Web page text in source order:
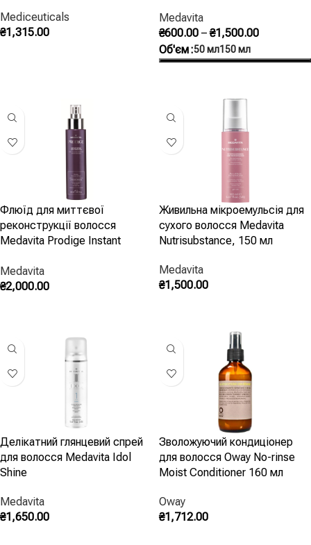
Mediceuticals
₴1,315.00
Reconstructive Hair
Microemulsion 150 мл
Medavita
₴600.00 – ₴1,500.00
Об'єм 50 мл150 мл
Флюїд для миттєвої
реконструкції волосся
Medavita Prodige Instant
Medavita
₴2,000.00
Живильна мікроемульсія для
сухого волосся Medavita
Nutrisubstance, 150 мл
Medavita
₴1,500.00
Делікатний глянцевий спрей
для волосся Medavita Idol
Shine
Medavita
₴1,650.00
Зволожуючий кондиціонер
для волосся Oway No-rinse
Moist Conditioner 160 мл
Oway
₴1,712.00